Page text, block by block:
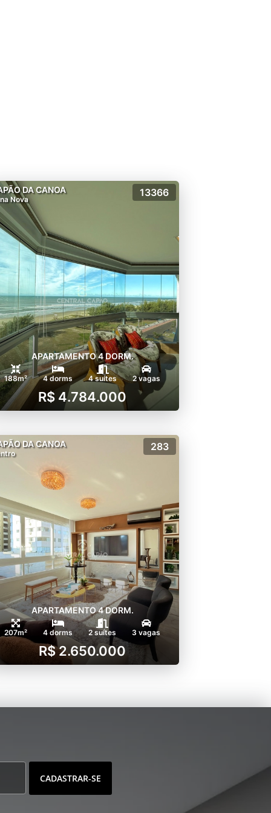
DA CANOA
Nova
13366
APARTAMENTO 4 DORM.
188m² 4 dorms 4 suítes 2 vagas
R$ 4.784.000
DA CANOA 283
APARTAMENTO 4 DORM.
207m² 4 dorms 2 suítes 3 vagas
R$ 2.650.000
CADASTRAR-SE